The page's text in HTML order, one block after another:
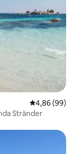
4,86 av 5 i
4,86 (99)
Stränder